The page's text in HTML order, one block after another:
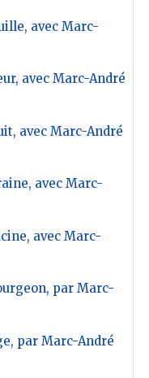
avec Marc-
avec Marc-André
avec Marc-André
avec Marc-
avec Marc-
par Marc-
par Marc-André